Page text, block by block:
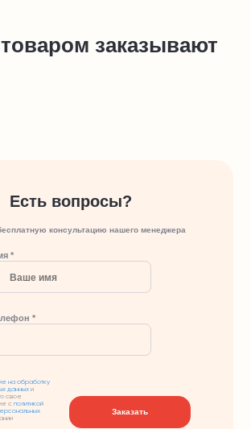
заказывают
Есть вопросы?
консультацию нашего менеджера
*
*
на обработку
данных и
свое
сполитикой
Заказать